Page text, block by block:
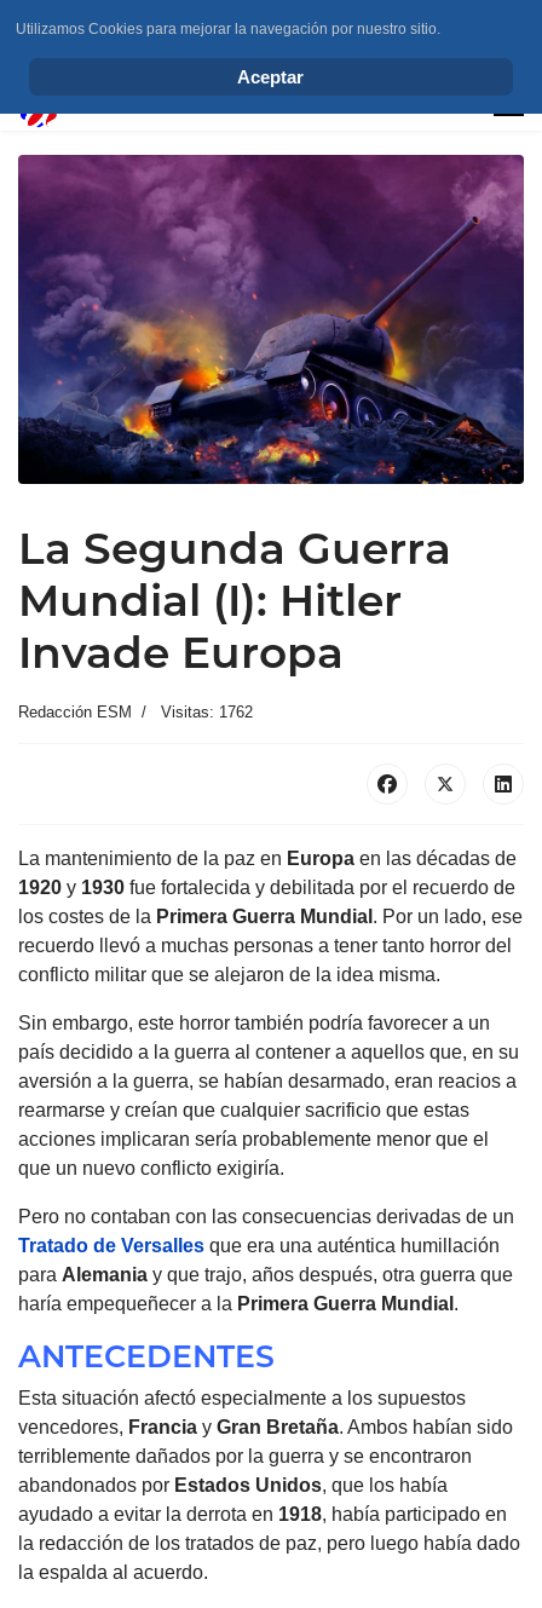
La Segunda Guerra
Mundial (I): Hitler
Invade Europa
Redacción ESM Visitas: 1762
La mantenimiento de la paz en Europa en las décadas de
1920 y 1930 fue fortalecida y debilitada por el recuerdo de
los costes de la Primera Guerra Mundial . Por un lado, ese
recuerdo llevó a muchas personas a tener tanto horror del
conflicto militar que se alejaron de la idea misma.
Sin embargo, este horror también podría favorecer a un
país decidido a la guerra al contener a aquellos que, en su
aversión a la guerra, se habían desarmado, eran reacios a
rearmarse y creían que cualquier sacrificio que estas
acciones implicaran sería probablemente menor que el
que un nuevo conflicto exigiría.
Pero no contaban con las consecuencias derivadas de un
Tratado de Versalles que era una auténtica humillación
para Alemania y que trajo, años después, otra guerra que
haría empequeñecer a la Primera Guerra Mundial .
ANTECEDENTES
Esta situación afectó especialmente a los supuestos
vencedores, Francia y Gran Bretaña. Ambos habían sido
terriblemente dañados por la guerra y se encontraron
abandonados por Estados Unidos, que los había
ayudado a evitar la derrota en 1918, había participado en
la redacción de los tratados de paz, pero luego había dado
la espalda al acuerdo.
Utilizamos Cookies para mejorar la navegación por nuestro sitio.
Aceptar